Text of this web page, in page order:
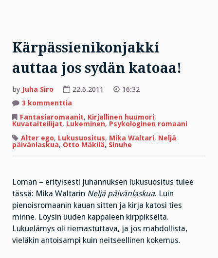
Kärpässienikonjakki
auttaa jos sydän katoaa!
by Juha Siro 22.6.2011
16:32
3 kommenttia
auttaa
jos
katoaa!
Fantasiaromaanit, Kirjallinen huumori,
Kuvataiteilijat, Lukeminen, Psykologinen romaani
Alter ego, Lukusuositus, Mika Waltari, Neljä
päivänlaskua, Otto Mäkilä, Sinuhe
Loman – erityisesti juhannuksen lukusuositus tulee
tässä: Mika Waltarin Neljä päivänlaskua. Luin
pienoisromaanin kauan sitten ja kirja katosi ties
minne. Löysin uuden kappaleen kirppikseltä.
Lukuelämys oli riemastuttava, ja jos mahdollista,
vieläkin antoisampi kuin neitseellinen kokemus.